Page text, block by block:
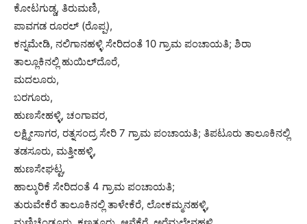
ಕೋಟಗುಡ್ಡ, ತಿರುಮಣಿ,
ಪಾವಗಡ ರೂರಲ್ (ರೊಪ್ಪ),
ಕನ್ನಮೇಡಿ, ನಲಿಗಾನಹಳ್ಳಿ ಸೇರಿದಂತೆ 10‌ ಗ್ರಾಮ ಪಂಚಾಯತಿ; ಶಿರಾ
ತಾಲ್ಲೂಕಿನಲ್ಲಿ ಹುಯಿಲ್‌ದೊರೆ,
ಮದಲೂರು,
ಬರಗೂರು,
ಹುಣಸೇಹಳ್ಳಿ, ಚಂಗಾವರ,
ಲಕ್ಷ್ಮೀಸಾಗರ, ರತ್ನಸಂದ್ರ ಸೇರಿ 7 ಗ್ರಾಮ ಪಂಚಾಯತಿ; ತಿಪಟೂರು ತಾಲೂಕಿನಲ್ಲಿ
ತಡಸೂರು, ಮತ್ತೀಹಳ್ಳಿ,
ಹುಣಸೇಘಟ್ಟ,
ಹಾಲ್ಕುರಿಕೆ ಸೇರಿದಂತೆ 4 ಗ್ರಾಮ ಪಂಚಾಯತಿ;
ತುರುವೇಕೆರೆ ತಾಲೂಕಿನಲ್ಲಿ ತಾಳೇಕೆರೆ, ಲೋಕಮ್ಮನಹಳ್ಳಿ,